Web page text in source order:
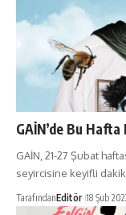
GAİN’de Bu Hafta
GAİN, 21-27 Şubat
seyircisine keyifli
TarafındanEditör 18 Şub